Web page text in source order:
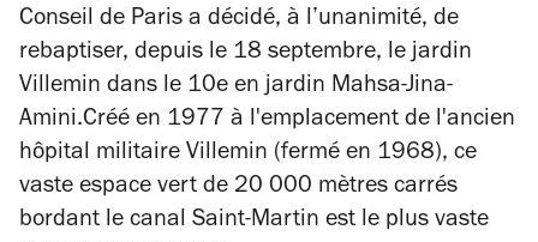
Conseil de Paris a décidé, à l’unanimité, de
rebaptiser, depuis le 18 septembre, le jardin
Villemin dans le 10e en jardin Mahsa-Jina-
Amini.Créé en 1977 à l'emplacement de l'ancien
hôpital militaire Villemin (fermé en 1968), ce
vaste espace vert de 20 000 mètres carrés
bordant le canal Saint-Martin est le plus vaste